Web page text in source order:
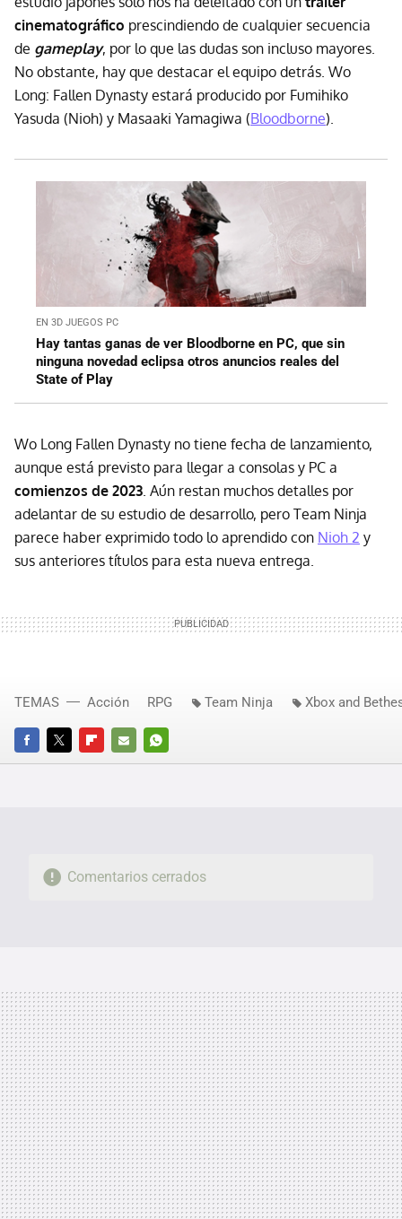
cinematográfico prescindiendo de cualquier secuencia
de gameplay, por lo que las dudas son incluso mayores.
No obstante, hay que destacar el equipo detrás. Wo
Long: Fallen Dynasty estará producido por Fumihiko
Yasuda (Nioh) y Masaaki Yamagiwa (Bloodborne).
EN 3D JUEGOS PC
Hay tantas ganas de ver Bloodborne en PC, que sin
ninguna novedad eclipsa otros anuncios reales del
State of Play
Wo Long Fallen Dynasty no tiene fecha de lanzamiento,
aunque está previsto para llegar a consolas y PC a
comienzos de 2023 . Aún restan muchos detalles por
adelantar de su estudio de desarrollo, pero Team Ninja
parece haber exprimido todo lo aprendido con Nioh 2 y
sus anteriores títulos para esta nueva entrega.
FACEBOOKTWITTERFLIPBOARD
E-
WHATSAPP
TEMAS Acción RPG Team Ninja Xbox and
Comentarios cerrados